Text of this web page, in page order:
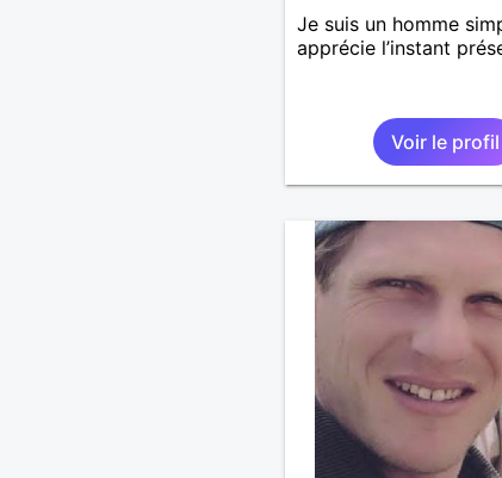
Je suis un homme
apprécie l’instant
Voir le profil